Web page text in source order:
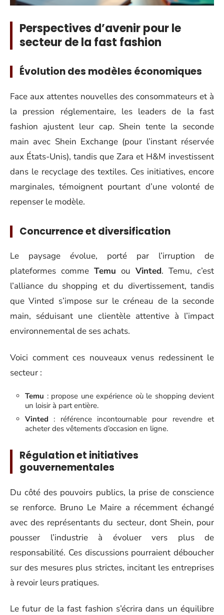
Perspectives d’avenir pour le
secteur de la fast fashion
Évolution des modèles économiques
Face aux attentes nouvelles des consommateurs et à
la pression réglementaire, les leaders de la fast
fashion ajustent leur cap. Shein tente la seconde
main avec Shein Exchange (pour l’instant réservée
aux États-Unis), tandis que Zara et H&M investissent
dans le recyclage des textiles. Ces initiatives, encore
marginales, témoignent pourtant d’une volonté de
repenser le modèle.
Concurrence et diversification
Le paysage évolue, porté par l’irruption de
plateformes comme Temu ou Vinted. Temu, c’est
l’alliance du shopping et du divertissement, tandis
que Vinted s’impose sur le créneau de la seconde
main, séduisant une clientèle attentive à l’impact
environnemental de ses achats.
Voici comment ces nouveaux venus redessinent le
secteur :
Temu : propose une expérience où le shopping devient
un loisir à part entière.
Vinted : référence incontournable pour revendre et
acheter des vêtements d’occasion en ligne.
Régulation et initiatives
gouvernementales
Du côté des pouvoirs publics, la prise de conscience
se renforce. Bruno Le Maire a récemment échangé
avec des représentants du secteur, dont Shein, pour
pousser l’industrie à évoluer vers plus de
responsabilité. Ces discussions pourraient déboucher
sur des mesures plus strictes, incitant les entreprises
à revoir leurs pratiques.
Le futur de la fast fashion s’écrira dans un équilibre